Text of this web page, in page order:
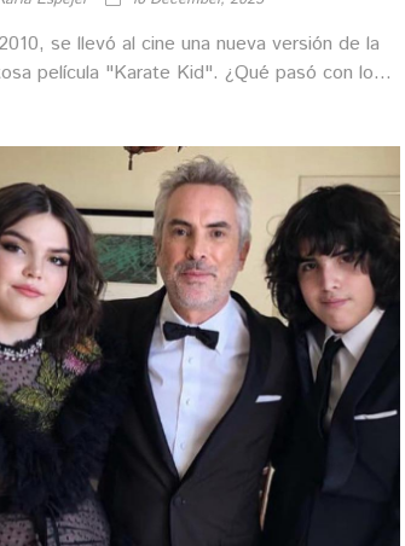
se llevó al cine una nueva versión de la
película "Karate Kid". ¿Qué pasó con los